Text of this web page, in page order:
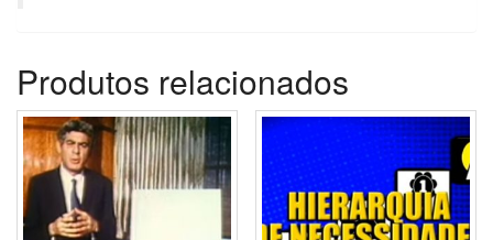
Produtos relacionados